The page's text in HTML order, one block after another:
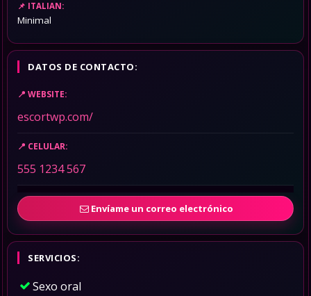
ITALIAN:
Minimal
DATOS DE CONTACTO:
WEBSITE:
escortwp.com/
CELULAR:
555 1234 567
Envíame un correo electrónico
SERVICIOS:
Sexo oral